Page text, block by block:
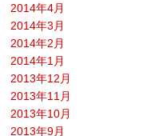
2014年4月
2014年3月
2014年2月
2014年1月
2013年12月
2013年11月
2013年10月
2013年9月